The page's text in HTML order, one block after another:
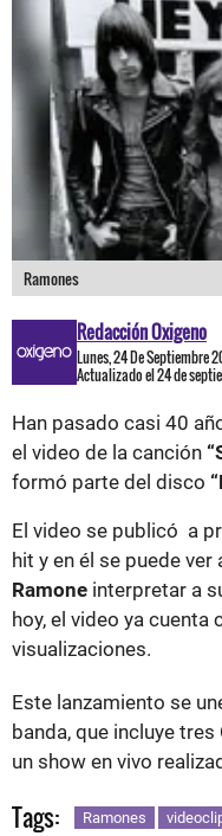
Ramones
Redacción Oxigeno
Lunes, 24 De Septiembre
Actualizado el 24 de
Han pasado casi 40
el video de la canción
formó parte del disco
El video se publicó a
hit y en él se puede ver
Ramone interpretar a
hoy, el video ya cuenta
visualizaciones.
Este lanzamiento se
banda, que incluye tres
un show en vivo
Tags: Ramones